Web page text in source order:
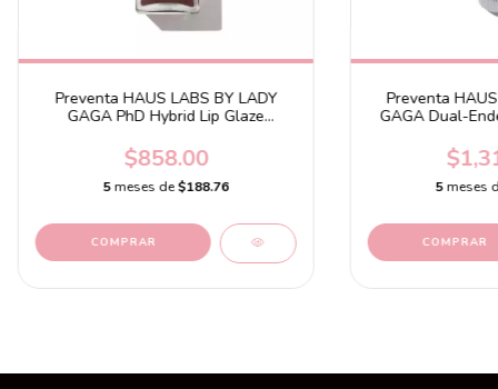
Preventa HAUS LABS BY LADY
GAGA PhD Hybrid Lip Glaze
$858.00
5meses de$188.76
Preventa
GAGA Dual-
5 meses